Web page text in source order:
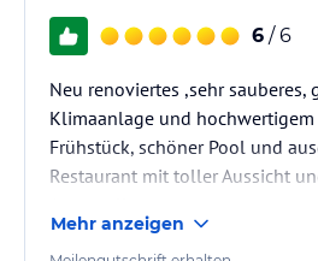
6 / 6
Neu renoviertes ,sehr sauberes,
Klimaanlage und hochwertigem
Frühstück, schöner Pool und
Restaurant mit toller Aussicht
Mehr anzeigen